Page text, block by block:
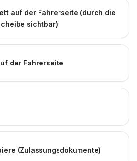
auf der Fahrerseite (durch die
sichtbar)
der Fahrerseite
(Zulassungsdokumente)